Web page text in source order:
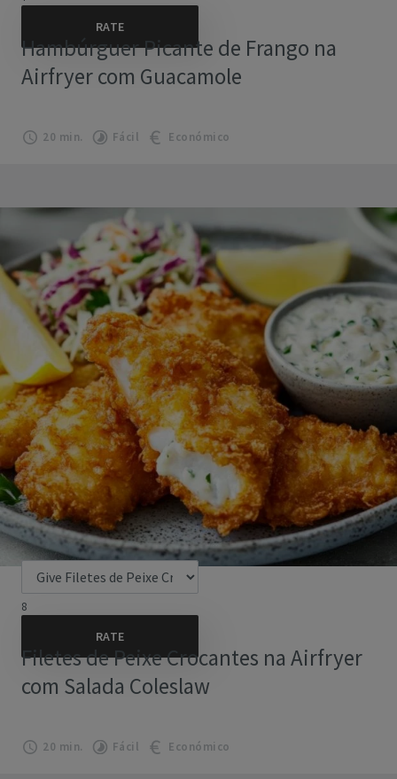
Hambúrguer Picante de Frango na
Airfryer com Guacamole
20 min. Fácil Económico
8
Filetes de Peixe Crocantes na Airfryer
com Salada Coleslaw
20 min. Fácil Económico